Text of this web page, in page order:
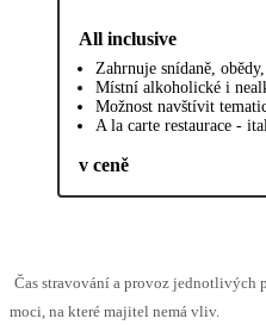
All inclusive
Zahrnuje snídaně,
Místní alkoholické i
Možnost navštívit
A la carte restaurace -
v ceně
Čas stravování a provoz jednotlivých
moci, na které majitel nemá vliv.